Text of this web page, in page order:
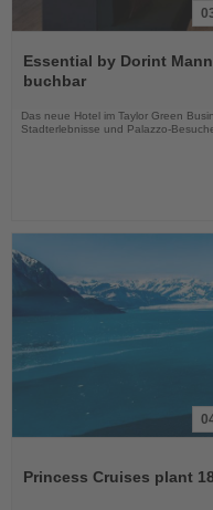
Sie
die
Essential by Dorint
buchbar
Das neue Hotel im Taylor Green
Stadterlebnisse und Palazzo-
diePrincess Cruises plant